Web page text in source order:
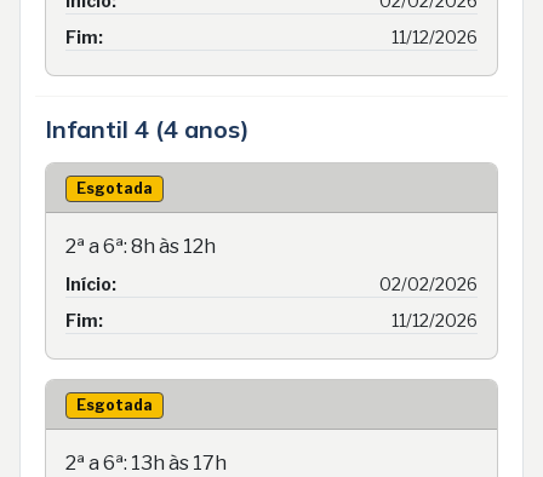
Fim:
11/12/2026
Infantil 4 (4 anos)
Esgotada
2ª a 6ª: 8h às 12h
Início:
02/02/2026
Fim:
11/12/2026
Esgotada
2ª a 6ª: 13h às 17h